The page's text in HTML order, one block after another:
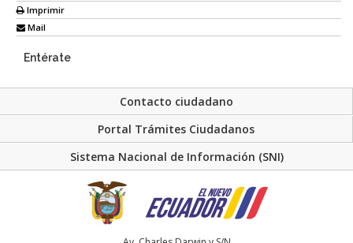
Imprimir
Mail
Entérate
Contacto ciudadano
Portal Trámites Ciudadanos
Sistema Nacional de Información (SNI)